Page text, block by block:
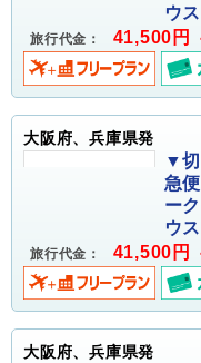
ウ
旅行代金： 41,500円
大阪府、兵庫県発
▼切
急
ー
ウ
旅行代金： 41,500円
大阪府、兵庫県発